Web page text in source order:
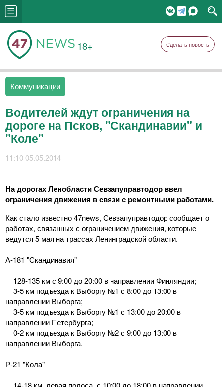
18+ Сделать новость
Коммуникации
Водителей ждут ограничения на
дороге на Псков, "Скандинавии" и
"Коле"
11:10 05.05.2014
На дорогах Ленобласти Севзапуправтодор ввел
ограничения движения в связи с ремонтными работами.
Как стало известно 47news, Севзапуправтодор сообщает о
работах, связанных с ограничением движения, которые
ведутся 5 мая на трассах Ленинградской области.
А-181 "Скандинавия"
128-135 км с 9:00 до 20:00 в направлении Финляндии;
3-5 км подъезда к Выборгу №1 с 8:00 до 13:00 в
направлении Выборга;
3-5 км подъезда к Выборгу №1 с 13:00 до 20:00 в
направлении Петербурга;
0-2 км подъезда к Выборгу №2 с 9:00 до 13:00 в
направлении Выборга.
Р-21 "Кола"
14-18 км, левая полоса, с 10:00 до 18:00 в направлении